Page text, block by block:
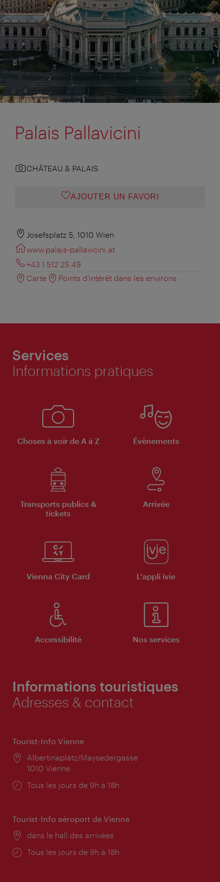
Palais Pallavicini
CHÂTEAU & PALAIS
AJOUTER UN FAVORI
Josefsplatz 5, 1010 Wien
www.palais-pallavicini.at
+43 1 512 25 49
Carte
Points d'intérêt dans les environs
Services
Informations pratiques
Choses à voir de A à Z Évènements
Transports publics &
tickets
Arrivée
Vienna City Card L'appli ivie
Accessibilité Nos services
Informations touristiques
Adresses & contact
Tourist-Info Vienne
Lieu:
Albertinaplatz/Maysedergasse
1010 Vienne
Horaires
Tous les jours de 9h à 18h
Tourist-Info aéroport de Vienne
Lieu:
dans le hall des arrivées
Horaires
Tous les jours de 9h à 18h